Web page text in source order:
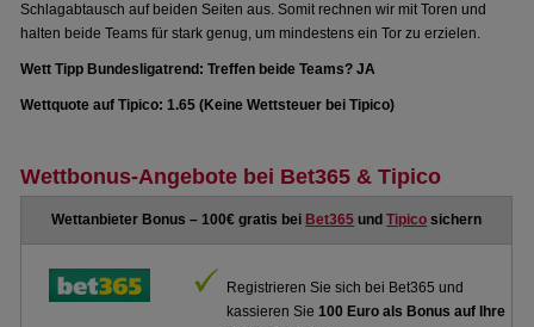
Schlagabtausch auf beiden Seiten aus. Somit rechnen wir mit Toren und
halten beide Teams für stark genug, um mindestens ein Tor zu erzielen.
Wett Tipp Bundesligatrend: Treffen beide Teams? JA
Wettquote auf Tipico: 1.65 (Keine Wettsteuer bei Tipico)
Wettbonus-Angebote bei Bet365 & Tipico
Wettanbieter Bonus – 100€ gratis bei Bet365 undTipico sichern
Registrieren Sie sich bei Bet365 und
kassieren Sie100 Euro als Bonus auf Ihre